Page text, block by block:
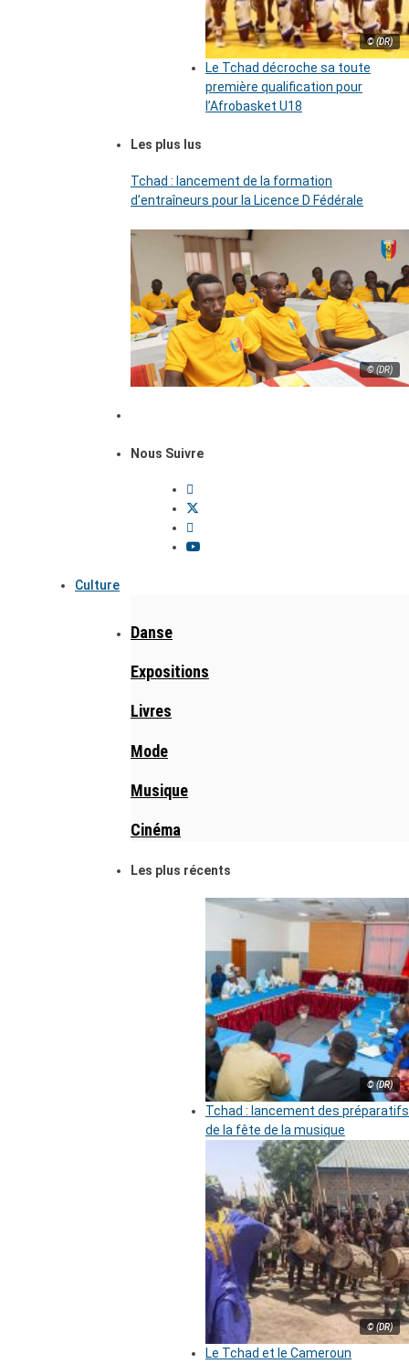
© (DR)
Le Tchad décroche sa toute
première qualification pour
l’Afrobasket U18
Les plus lus
Tchad : lancement de la formation
d’entraîneurs pour la Licence D Fédérale
© (DR)
Nous Suivre
Culture
Danse
Expositions
Livres
Mode
Musique
Cinéma
Les plus récents
© (DR)
Tchad : lancement des préparatifs
de la fête de la musique
© (DR)
Le Tchad et le Cameroun